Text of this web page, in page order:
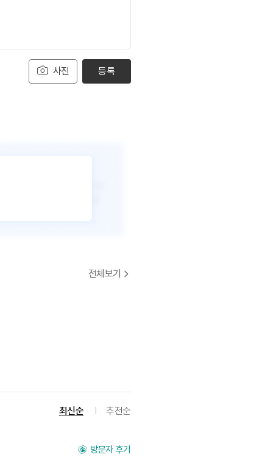
사진 등록
전체보기
최신순 추천순
방문자 후기